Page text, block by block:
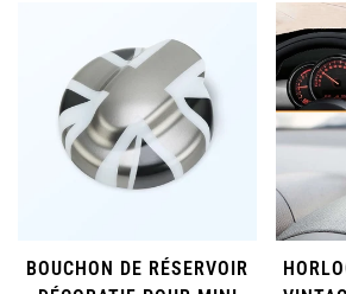
BOUCHON DE RÉSERVOIR